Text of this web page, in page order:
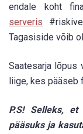
endale koht
serveris
Tagasiside võib
Saatesarja lõpus
liige, kes pääseb
P.S! Selleks,
pääsuks ja